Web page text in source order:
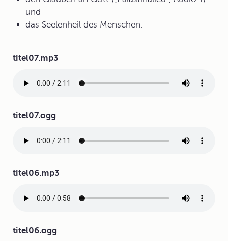
und
das Seelenheil des Menschen.
titel07.mp3
Audiodatei
titel07.ogg
Audiodatei
titel06.mp3
Audiodatei
titel06.ogg
Audiodatei